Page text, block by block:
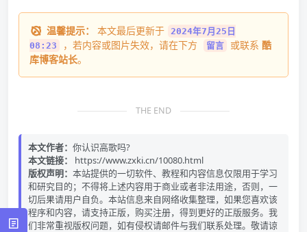
温馨提示： 本文最后更新于 2024年7月25日
08:23
，若内容或图片失效，请在下方 留言 或联系 酷
库博客站长。
THE END
本文作者： 你认识高歌吗?
本文链接：
https://www.zxki.cn/10080.html
版权声明： 本站提供的一切软件、教程和内容信息仅限用于学习
和研究目的；不得将上述内容用于商业或者非法用途，否则，一
切后果请用户自负。本站信息来自网络收集整理，如果您喜欢该
程序和内容，请支持正版，购买注册，得到更好的正版服务。我
们非常重视版权问题，如有侵权请邮件与我们联系处理。敬请谅